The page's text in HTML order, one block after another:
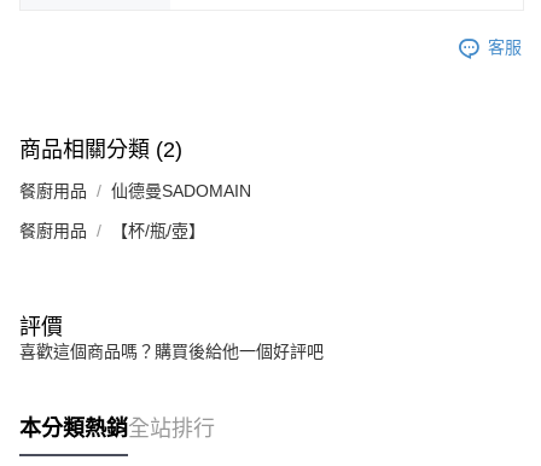
客服
商品相關分類 (2)
餐廚用品 仙德曼SADOMAIN
餐廚用品 【杯/瓶/壺】
評價
喜歡這個商品嗎？購買後給他一個好評吧
本分類熱銷全站排行